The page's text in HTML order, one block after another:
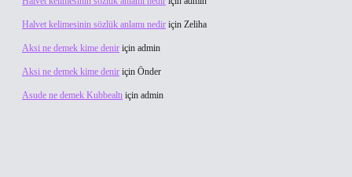
Halvet kelimesinin sözlük anlamı nedir için Zeliha
Aksi ne demek kime denir için admin
Aksi ne demek kime denir için Önder
Asude ne demek Kubbealtı için admin